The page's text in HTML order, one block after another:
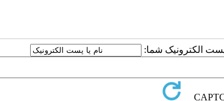
پست الکترونیک شما: